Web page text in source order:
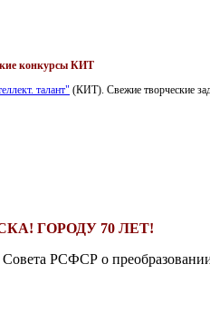
конкурсы КИТ
талант" (КИТ). Свежие творческие
ГОРОДУ 70 ЛЕТ!
РСФСР о